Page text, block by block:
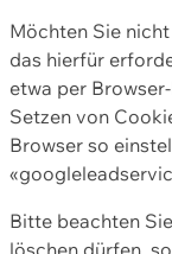
Möchten Sie
das hierfür
etwa per
Setzen von
Browser so
Bitte beachten